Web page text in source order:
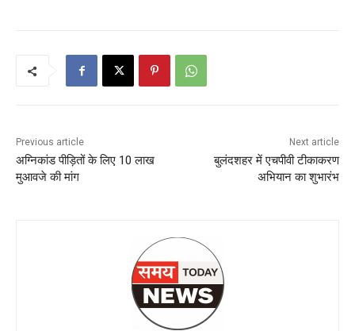
Previous article
अग्निकांड पीड़ितों के लिए 10 लाख
मुआवजे की मांग
Next article
बुलंदशहर में एचपीवी टीकाकरण
अभियान का शुभारंभ